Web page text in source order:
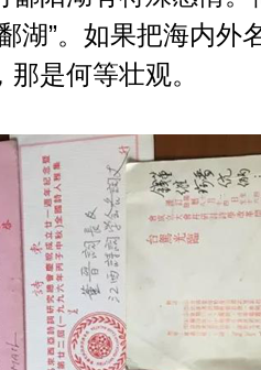
湖”。如果把海内外
是何等壮观。